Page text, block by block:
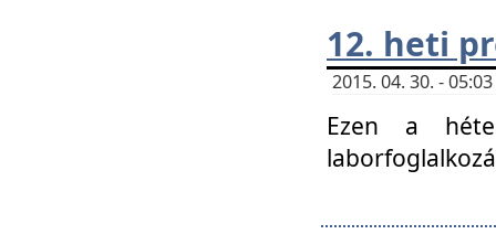
12. heti
2015. 04. 30. -
Ezen a